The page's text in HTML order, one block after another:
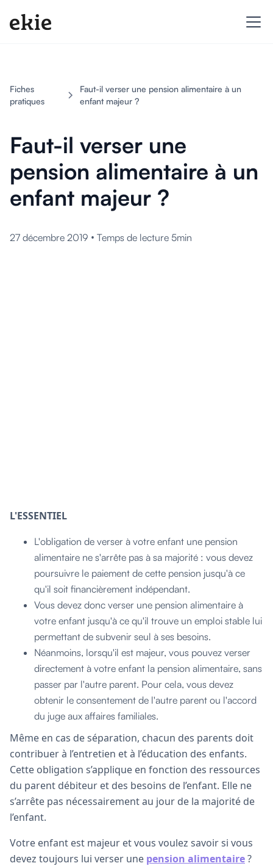
Fiches
pratiques
Faut-il verser une pension alimentaire à un
enfant majeur ?
Faut-il verser une
pension alimentaire à un
enfant majeur ?
27 décembre 2019 • Temps de lecture 5min
L'ESSENTIEL
L'obligation de verser à votre enfant une pension
alimentaire ne s'arrête pas à sa majorité : vous devez
poursuivre le paiement de cette pension jusqu'à ce
qu'il soit financièrement indépendant.
Vous devez donc verser une pension alimentaire à
votre enfant jusqu'à ce qu'il trouve un emploi stable lui
permettant de subvenir seul à ses besoins.
Néanmoins, lorsqu'il est majeur, vous pouvez verser
directement à votre enfant la pension alimentaire, sans
passer par l'autre parent. Pour cela, vous devez
obtenir le consentement de l'autre parent ou l'accord
du juge aux affaires familiales.
Même en cas de séparation, chacun des parents doit
contribuer à l’entretien et à l’éducation des enfants.
Cette obligation s’applique en fonction des ressources
du parent débiteur et des besoins de l’enfant. Elle ne
s’arrête pas nécessairement au jour de la majorité de
l’enfant.
Votre enfant est majeur et vous voulez savoir si vous
devez toujours lui verser une pension alimentaire?